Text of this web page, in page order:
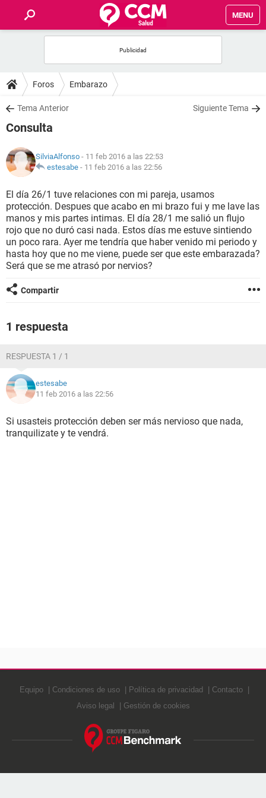
MENU
FOROS
SALUD
NUTRICIÓN
BIENESTAR
SEXUALIDAD
GLOSARIO
Foros Embarazo
Tema Anterior Siguiente Tema
Consulta
SilviaAlfonso - 11 feb 2016 a las 22:53
estesabe - 11 feb 2016 a las 22:56
El día 26/1 tuve relaciones con mi pareja, usamos
protección. Despues que acabo en mi brazo fui y me lave las
manos y mis partes intimas. El día 28/1 me salió un flujo
rojo que no duró casi nada. Estos días me estuve sintiendo
un poco rara. Ayer me tendría que haber venido mi periodo y
hasta hoy que no me viene, puede ser que este embarazada?
Será que se me atrasó por nervios?
Compartir
1 respuesta
RESPUESTA 1 / 1
estesabe
11 feb 2016 a las 22:56
Si usasteis protección deben ser más nervioso que nada,
tranquilizate y te vendrá.
Equipo Condiciones de uso Política de privacidad
Contacto
Aviso legal
Gestión de cookies